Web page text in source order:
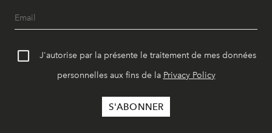
J'autorise par la présente le traitement de mes données
personnelles aux fins de la Privacy Policy